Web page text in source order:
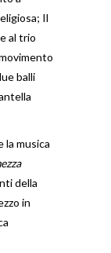
Il
al trio
balli
la musica
della
in